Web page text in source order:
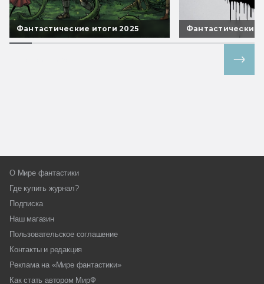
Фантастические итоги 2025 Фантастические
О Мире фантастики
Где купить журнал?
Подписка
Наш магазин
Пользовательское соглашение
Контакты и редакция
Реклама на «Мире фантастики»
Как стать автором МирФ